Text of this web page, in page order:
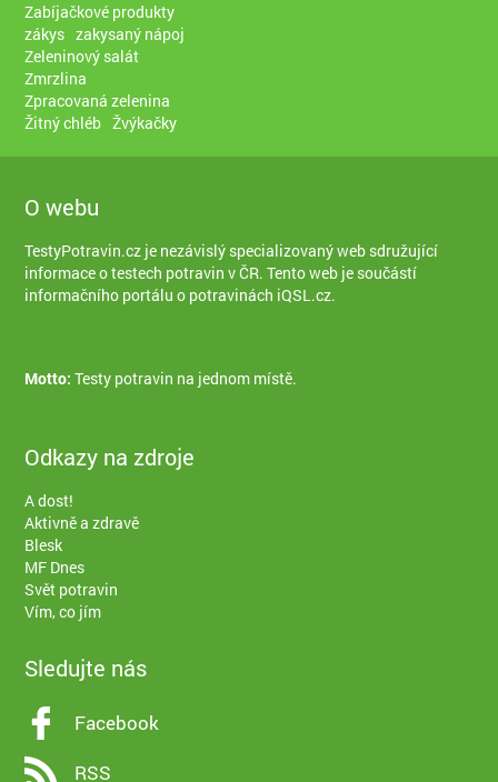
Zabíjačkové produkty
zákys zakysaný nápoj
Zeleninový salát
Zmrzlina
Zpracovaná zelenina
Žitný chléb Žvýkačky
O webu
TestyPotravin.cz je nezávislý specializovaný web sdružující
informace o testech potravin v ČR. Tento web je součástí
informačního portálu o potravinách iQSL.cz.
Motto: Testy potravin na jednom místě.
Odkazy na zdroje
A dost!
Aktivně a zdravě
Blesk
MF Dnes
Svět potravin
Vím, co jím
Sledujte nás
Facebook
RSS